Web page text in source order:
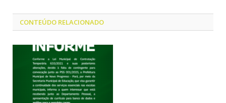
CONTEÚDO RELACIONADO